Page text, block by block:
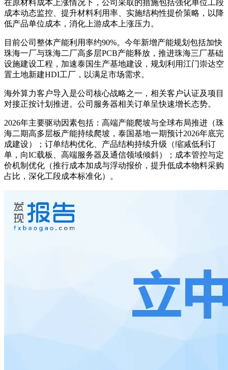
在原材料成本上涨情况下，公司采取的措施包括强化单位工段
成本动态监控、提升材料利用率、实施结构性提价策略，以降
低产品单位成本，消化上游成本上涨压力。
目前公司整体产能利用率约90%。今年新增产能规划包括加快
珠海一厂与珠海二厂高多层PCB产能释放，推进珠海三厂基础
设施建设工程，加速泰国生产基地建设，规划利用江门崇达空
置土地新建HDI工厂，以满足市场需求。
海外算力客户导入是公司核心战略之一，相关客户认证及项目
对接正按计划推进。公司服务器相关订单呈快速增长态势。
2026年主要驱动因素包括：高端产能爬坡与全球布局推进（珠
海二期高多层板产能持续爬坡，泰国基地一期预计2026年底完
成建设）；订单结构优化、产品结构持续升级（缩减低利订
单，向IC载板、高端服务器及通信领域倾斜）；成本管控与定
价机制优化（推行成本加成与浮动报价，提升低成本物料采购
占比，深化工段成本标准化）。